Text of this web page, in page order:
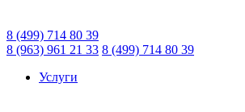
8 (499) 714 80 39
8 (963) 961 21 33 8 (499) 714 80 39
Услуги